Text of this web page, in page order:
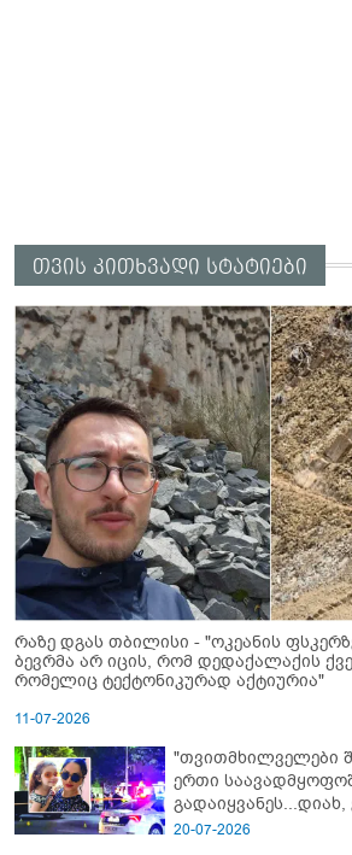
თვის კითხვადი სტატიები
რაზე დგას თბილისი - "ოკეანის
ბევრმა არ იცის, რომ დედაქალაქის
რომელიც ტექტონიკურად აქტიურია"
11-07-2026
"თვითმხილველები
ერთი
- გორში
20-07-2026